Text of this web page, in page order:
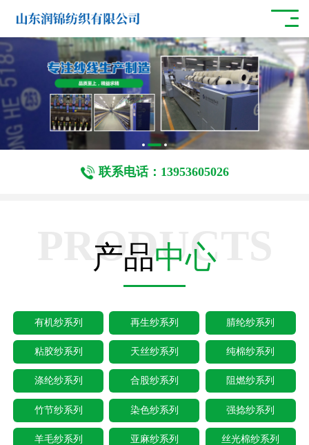
联系电话：13953605026
PRODUCTS
产品中心
有机纱系列 再生纱系列 腈纶纱系列
粘胶纱系列 天丝纱系列 纯棉纱系列
涤纶纱系列 合股纱系列 阻燃纱系列
竹节纱系列 染色纱系列 强捻纱系列
羊毛纱系列 亚麻纱系列 丝光棉纱系列